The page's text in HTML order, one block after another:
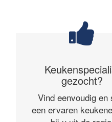
gezocht?
Vind eenvoudig en
een ervaren